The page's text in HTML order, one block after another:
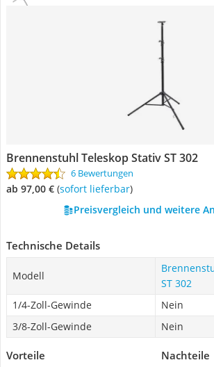
Brennenstuhl Teleskop Stativ ST 302
6 Bewertungen
ab 97,00 € ( Sofort lieferbar)
Preisvergleich und weitere
Technische Details
Modell
ST 302
1/4-Zoll-Gewinde
Nein
3/8-Zoll-Gewinde
Nein
Vorteile Nachteile